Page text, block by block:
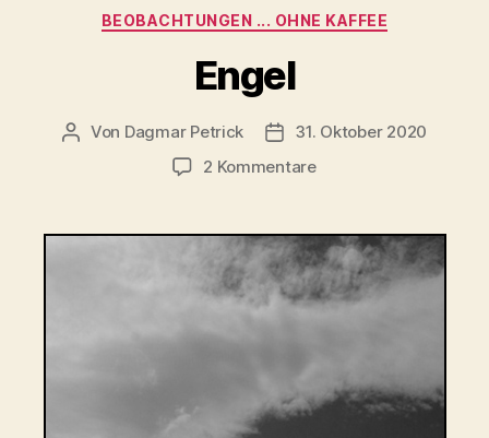
Kategorien
BEOBACHTUNGEN ... OHNE KAFFEE
Engel
Beitragsautor
Von Dagmar Petrick Beitragsdatum
31. Oktober 2020
2 Kommentarezu